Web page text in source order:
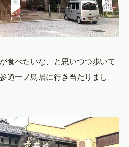
食べたいな、と思いつつ歩いて
道一ノ鳥居に行き当たりまし